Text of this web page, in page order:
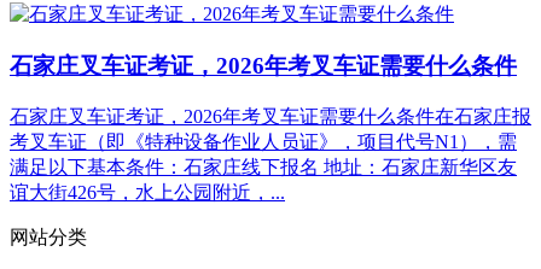
石家庄叉车证考证，2026年考叉车证需要什么条件
石家庄叉车证考证，2026年考叉车证需要什么条件在石家庄报
考叉车证（即《特种设备作业人员证》，项目代号N1），需
满足以下‌基本条件‌：石家庄线下报名 地址：石家庄新华区友
谊大街426号，水上公园附近，...
网站分类